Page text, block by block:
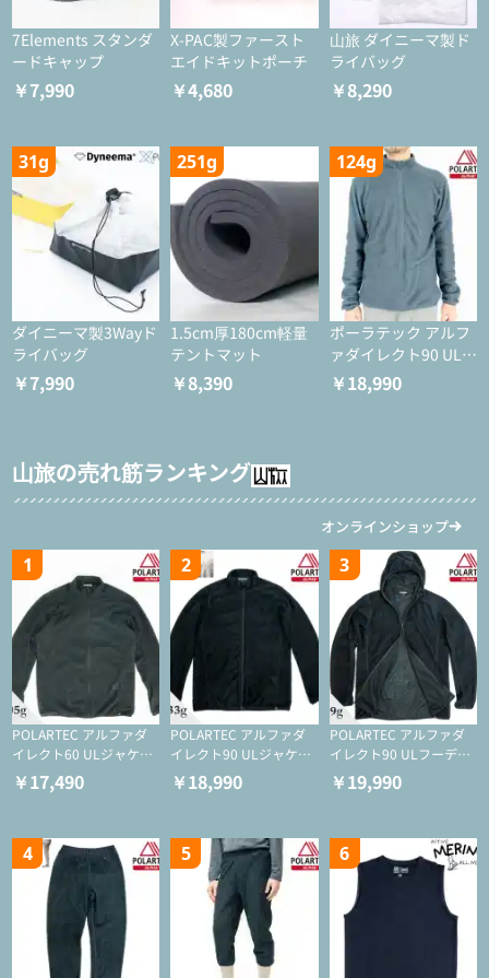
7Elements スタンダ
ードキャップ
￥7,990
X-PAC製ファースト
エイドキットポーチ
￥4,680
山旅 ダイニーマ製ド
ライバッグ
￥8,290
31g
ダイニーマ製3Wayド
ライバッグ
￥7,990
251g
1.5cm厚180cm軽量
テントマット
￥8,390
124g
ポーラテック アルフ
ァダイレクト90 ULジ
ャケット
￥18,990
山旅の売れ筋ランキング
オンラインショップ
1
POLARTEC アルファダ
イレクト60 ULジャケッ
ト（登山/ミドルレイヤ
ー/化繊ジャケット）
￥17,490
2
POLARTEC アルファダ
イレクト90 ULジャケッ
ト（アクティブインサレ
ーション/ミドルレイヤ
￥18,990
3
POLARTEC アルファダ
イレクト90 ULフーディ
（アクティブインサレー
ション/ミドルレイヤー/
￥19,990
4 5 6